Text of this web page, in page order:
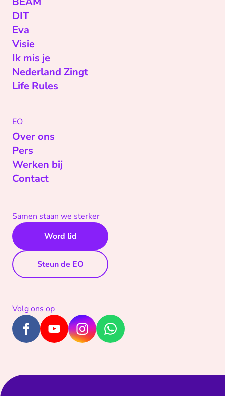
DIT
Eva
Visie
Ik mis je
Nederland Zingt
Life Rules
EO
Over ons
Pers
Werken bij
Contact
Samen staan we sterker
Word lid
Steun de EO
Volg ons op